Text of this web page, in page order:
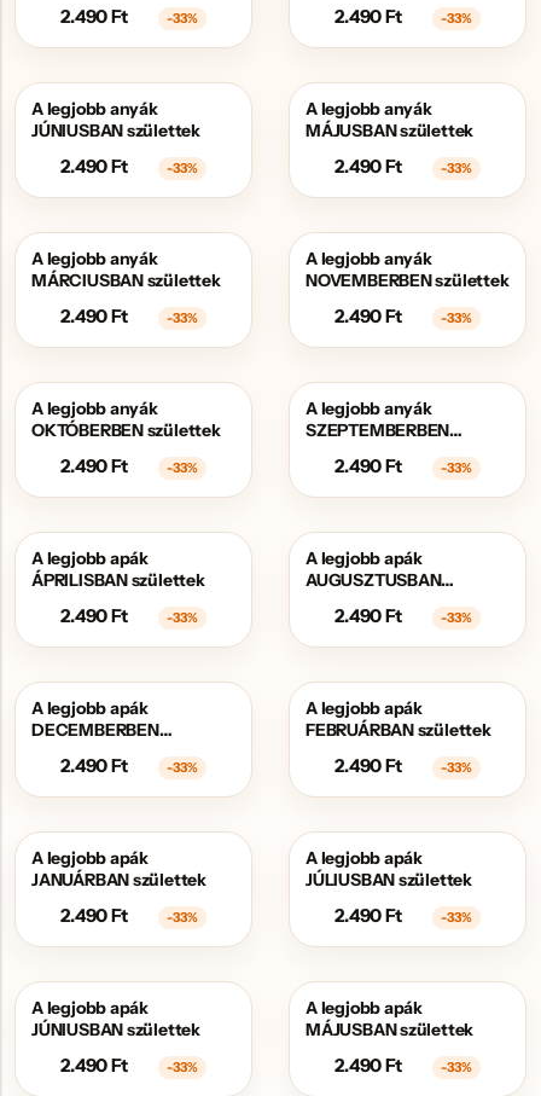
2.490Ft -33% 2.490Ft -33%
AKCIÓS
A legjobb anyák
JÚNIUSBAN születtek
2.490Ft -33%
AKCIÓS
A legjobb anyák
MÁJUSBAN születtek
2.490Ft -33%
AKCIÓS
A legjobb anyák
MÁRCIUSBAN születtek
2.490Ft -33%
AKCIÓS
A legjobb anyák
NOVEMBERBEN születtek
2.490Ft -33%
AKCIÓS
A legjobb anyák
OKTÓBERBEN születtek
2.490Ft -33%
AKCIÓS
A legjobb anyák
SZEPTEMBERBEN
2.490Ft -33%
AKCIÓS
A legjobb apák
ÁPRILISBAN születtek
2.490Ft -33%
AKCIÓS
A legjobb apák
AUGUSZTUSBAN
2.490Ft -33%
AKCIÓS
A legjobb apák
DECEMBERBEN
2.490Ft -33%
AKCIÓS
A legjobb apák
FEBRUÁRBAN születtek
2.490Ft -33%
AKCIÓS
A legjobb apák
JANUÁRBAN születtek
2.490Ft -33%
AKCIÓS
A legjobb apák
JÚLIUSBAN születtek
2.490Ft -33%
AKCIÓS
A legjobb apák
JÚNIUSBAN születtek
2.490Ft -33%
AKCIÓS
A legjobb apák
MÁJUSBAN születtek
2.490Ft -33%